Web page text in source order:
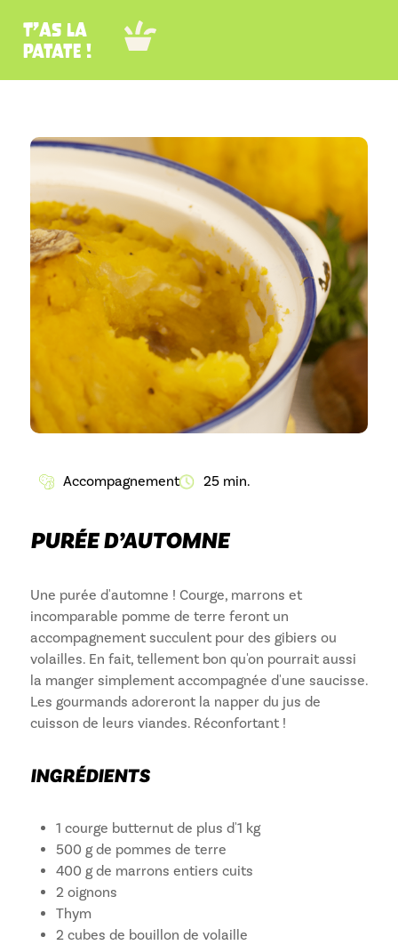
T’as la
patate !
Accompagnement 25 min.
PURÉE D’AUTOMNE
Une purée d'automne ! Courge, marrons et
incomparable pomme de terre feront un
accompagnement succulent pour des gibiers ou
volailles. En fait, tellement bon qu'on pourrait aussi
la manger simplement accompagnée d'une saucisse.
Les gourmands adoreront la napper du jus de
cuisson de leurs viandes. Réconfortant !
INGRÉDIENTS
1 courge butternut de plus d'1 kg
500 g de pommes de terre
400 g de marrons entiers cuits
2 oignons
Thym
2 cubes de bouillon de volaille